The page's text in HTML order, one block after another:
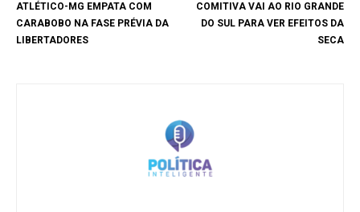
ATLÉTICO-MG EMPATA COM
CARABOBO NA FASE PRÉVIA DA
LIBERTADORES
COMITIVA VAI AO RIO GRANDE
DO SUL PARA VER EFEITOS DA
SECA